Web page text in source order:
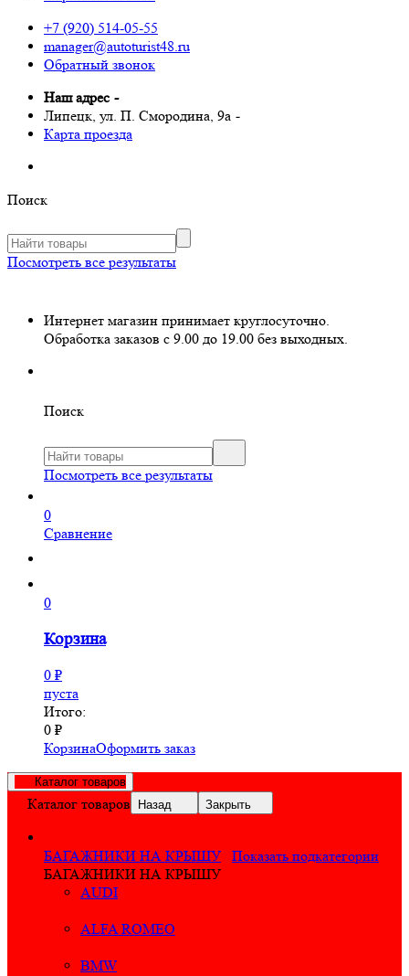
+7 (920) 514-05-55
manager@autoturist48.ru
Обратный звонок
Наш адрес -
Липецк, ул. П. Смородина, 9а -
Карта проезда
Поиск
Посмотреть все результаты
Интернет магазин принимает круглосуточно.
Обработка заказов с 9.00 до 19.00 без выходных.
Поиск
Посмотреть все результаты
0
Сравнение
0
Корзина
0 ₽
пуста
Итого:
0 ₽
КорзинаОформить заказ
Каталог товаров
Каталог товаров Назад Закрыть
БАГАЖНИКИ НА КРЫШУ
Показать подкатегории
БАГАЖНИКИ НА КРЫШУ
AUDI
ALFA ROMEO
BMW